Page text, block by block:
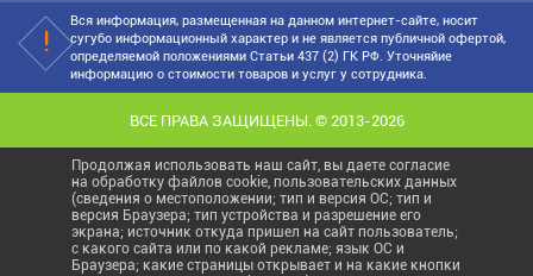
Вся информация, размещенная на данном интернет-сайте, носит
сугубо информационный характер и не является публичной офертой,
определяемой положениями Статьи 437 (2) ГК РФ. Уточняйие
информацию о стоимости товаров и услуг у сотрудника.
ВСЕ ПРАВА ЗАЩИЩЕНЫ. © 2013-2026
Продолжая использовать наш сайт, вы даете согласие
на обработку файлов cookie, пользовательских данных
(сведения о местоположении; тип и версия ОС; тип и
версия Браузера; тип устройства и разрешение его
экрана; источник откуда пришел на сайт пользователь;
с какого сайта или по какой рекламе; язык ОС и
Браузера; какие страницы открывает и на какие кнопки